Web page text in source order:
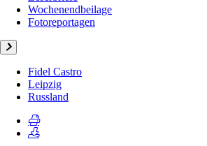
Wochenendbeilage
Fotoreportagen
Fidel Castro
Leipzig
Russland